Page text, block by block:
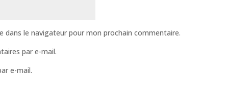
le navigateur pour mon prochain commentaire.
par e-mail.
e-mail.